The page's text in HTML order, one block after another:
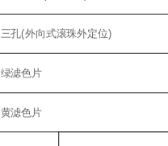
三孔(外向式滚珠外定位)
绿滤色片
黄滤色片